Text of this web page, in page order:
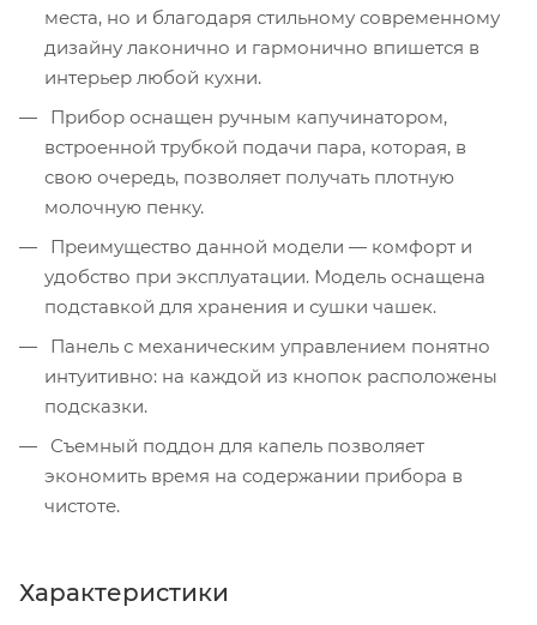
места, но и благодаря стильному современному
дизайну лаконично и гармонично впишется в
интерьер любой кухни.
Прибор оснащен ручным капучинатором,
встроенной трубкой подачи пара, которая, в
свою очередь, позволяет получать плотную
молочную пенку.
Преимущество данной модели — комфорт и
удобство при эксплуатации. Модель оснащена
подставкой для хранения и сушки чашек.
Панель с механическим управлением понятно
интуитивно: на каждой из кнопок расположены
подсказки.
Съемный поддон для капель позволяет
экономить время на содержании прибора в
чистоте.
Характеристики